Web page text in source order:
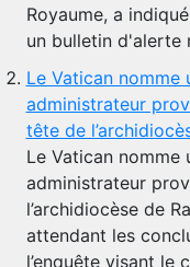
Royaume, a
un bulletin d'alerte
Le Vatican nomme
administrateur
tête de
Le Vatican nomme
administrateur
l’archidiocèse de
attendant les
l’enquête visant le